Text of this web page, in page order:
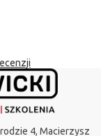
4, Macierzysz